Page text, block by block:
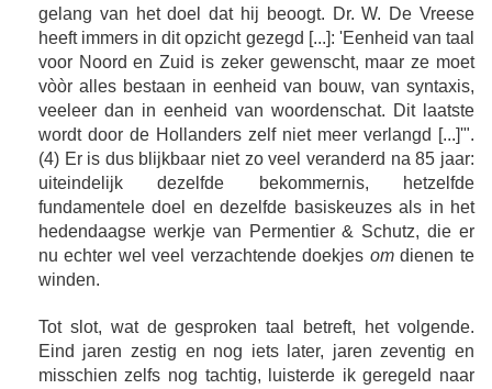
gelang van het doel dat hij beoogt. Dr. W. De Vreese
heeft immers in dit opzicht gezegd [...]: 'Eenheid van taal
voor Noord en Zuid is zeker gewenscht, maar ze moet
vòòr alles bestaan in eenheid van bouw, van syntaxis,
veeleer dan in eenheid van woordenschat. Dit laatste
wordt door de Hollanders zelf niet meer verlangd [...]'".
(4) Er is dus blijkbaar niet zo veel veranderd na 85 jaar:
uiteindelijk dezelfde bekommernis, hetzelfde
fundamentele doel en dezelfde basiskeuzes als in het
hedendaagse werkje van Permentier & Schutz, die er
nu echter wel veel verzachtende doekjes omdienen te
winden.
Tot slot, wat de gesproken taal betreft, het volgende.
Eind jaren zestig en nog iets later, jaren zeventig en
misschien zelfs nog tachtig, luisterde ik geregeld naar